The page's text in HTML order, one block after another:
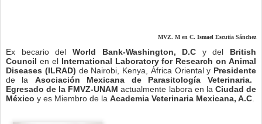
MVZ. M en C. Ismael Escutia Sánchez
Ex becario del World Bank-Washington, D.C y del British
Council en el International Laboratory for Research on Animal
Diseases (ILRAD) de Nairobi, Kenya, África Oriental y Presidente
de la Asociación Mexicana de Parasitología Veterinaria.
Egresado de la FMVZ-UNAM actualmente labora en la Ciudad de
México y es Miembro de la Academia Veterinaria Mexicana, A.C